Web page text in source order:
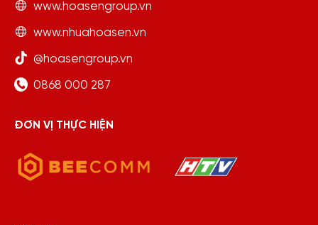
www.hoasengroup.vn
www.nhuahoasen.vn
@hoasengroup.vn
0868 000 287
ĐƠN VỊ THỰC HIỆN